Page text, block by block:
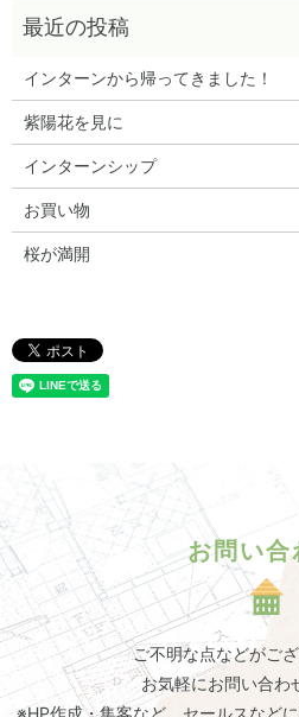
インターンから帰ってきました！
紫陽花を見に
インターンシップ
お買い物
桜が満開
お問い合
ご不明な点などがござ
お気軽にお問い合わ
※HP作成・集客など、セールスなど